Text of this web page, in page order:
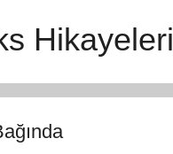
Hikayeleri